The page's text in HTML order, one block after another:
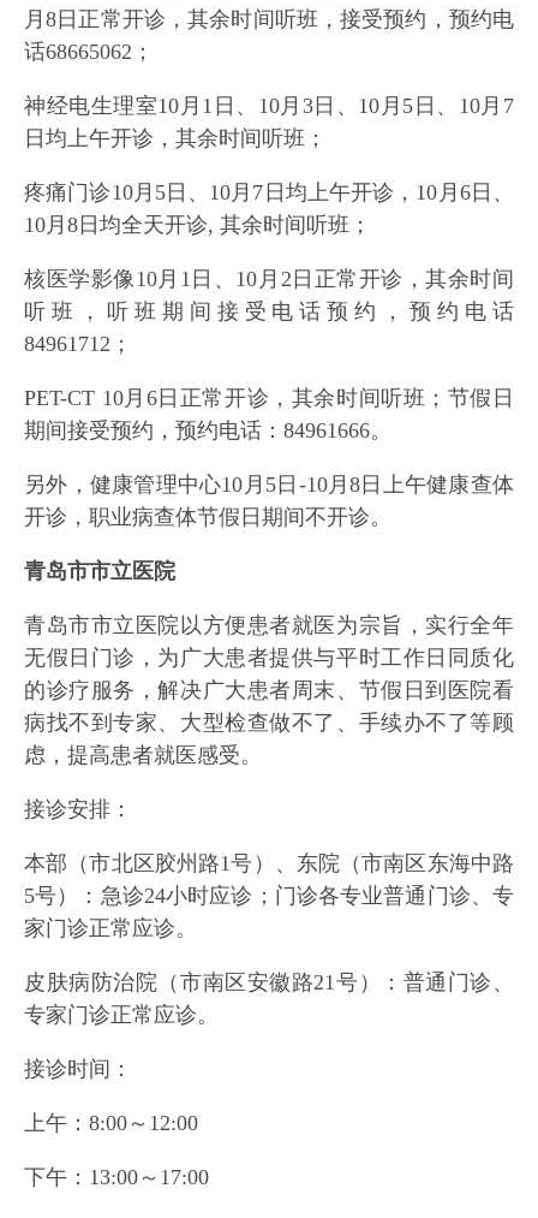
月8日正常开诊，其余时间听班，接受预约，预约电
话68665062；
神经电生理室10月1日、10月3日、10月5日、10月7
日均上午开诊，其余时间听班；
疼痛门诊10月5日、10月7日均上午开诊，10月6日、
10月8日均全天开诊, 其余时间听班；
核医学影像10月1日、10月2日正常开诊，其余时间
听班，听班期间接受电话预约，预约电话
84961712；
PET-CT 10月6日正常开诊，其余时间听班；节假日
期间接受预约，预约电话：84961666。
另外，健康管理中心10月5日-10月8日上午健康查体
开诊，职业病查体节假日期间不开诊。
青岛市市立医院
青岛市市立医院以方便患者就医为宗旨，实行全年
无假日门诊，为广大患者提供与平时工作日同质化
的诊疗服务，解决广大患者周末、节假日到医院看
病找不到专家、大型检查做不了、手续办不了等顾
虑，提高患者就医感受。
接诊安排：
本部（市北区胶州路1号）、东院（市南区东海中路
5号）：急诊24小时应诊；门诊各专业普通门诊、专
家门诊正常应诊。
皮肤病防治院（市南区安徽路21号）：普通门诊、
专家门诊正常应诊。
接诊时间：
上午：8:00～12:00
下午：13:00～17:00